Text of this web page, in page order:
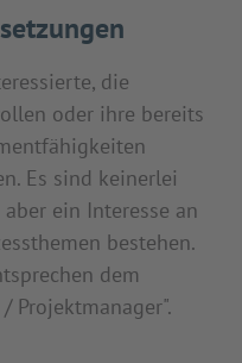
die
oder ihre bereits
Es sind keinerlei
ein Interesse an
bestehen.
dem
Projektmanager".